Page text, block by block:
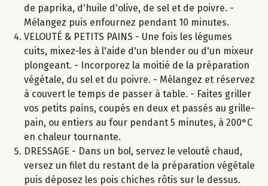
de paprika, d'huile d'olive, de sel et de poivre. -
Mélangez puis enfournez pendant 10 minutes.
VELOUTÉ & PETITS PAINS - Une fois les légumes
cuits, mixez-les à l'aide d'un blender ou d'un mixeur
plongeant. - Incorporez la moitié de la préparation
végétale, du sel et du poivre. - Mélangez et réservez
à couvert le temps de passer à table. - Faites griller
vos petits pains, coupés en deux et passés au grille-
pain, ou entiers au four pendant 5 minutes, à 200°C
en chaleur tournante.
DRESSAGE - Dans un bol, servez le velouté chaud,
versez un filet du restant de la préparation végétale
puis déposez les pois chiches rôtis sur le dessus.